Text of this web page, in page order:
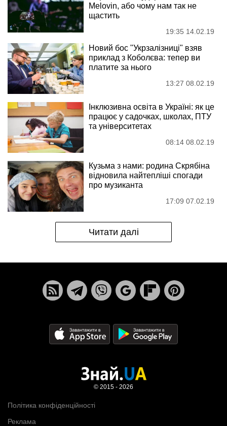
Melovin, або чому нам так не
щастить
19:35 14.02.19
Новий бос "Укрзалізниці" взяв
приклад з Коболєва: тепер ви
платите за нього
13:27 08.02.19
Інклюзивна освіта в Україні: як це
працює у садочках, школах, ПТУ
та університетах
08:14 08.02.19
Кузьма з нами: родина Скрябіна
відновила найтепліші спогади
про музиканта
17:09 07.02.19
Читати далі
Політика конфіденційності
Реклама
© 2015 - 2026